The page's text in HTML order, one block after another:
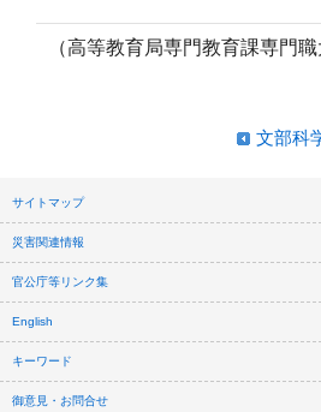
（高等教育局専門教育課専門職
文部科
サイトマップ
災害関連情報
官公庁等リンク集
English
キーワード
御意見・お問合せ